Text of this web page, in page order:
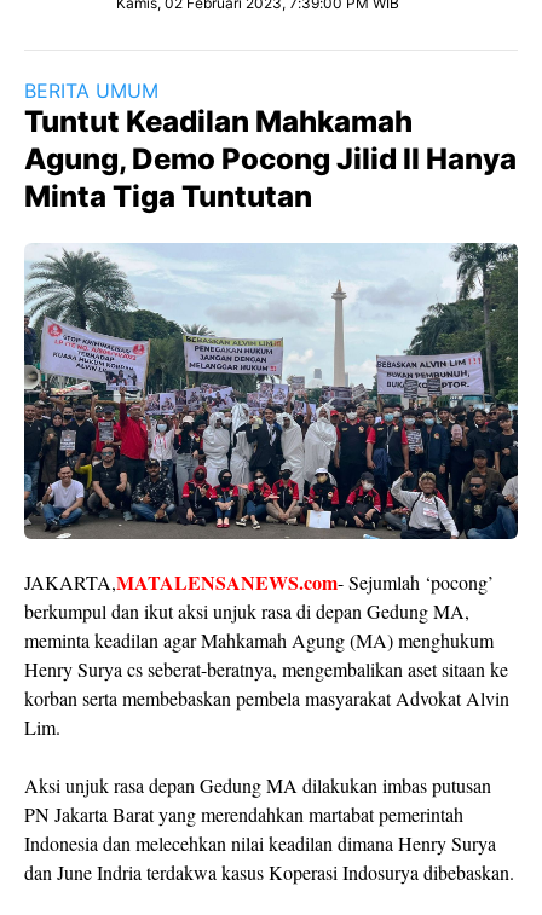
BERITA UMUM
Tuntut Keadilan Mahkamah
Agung, Demo Pocong Jilid II Hanya
Minta Tiga Tuntutan
JAKARTA,MATALENSANEWS.com- Sejumlah ‘pocong’
berkumpul dan ikut aksi unjuk rasa di depan Gedung MA,
meminta keadilan agar Mahkamah Agung (MA) menghukum
Henry Surya cs seberat-beratnya, mengembalikan aset sitaan ke
korban serta membebaskan pembela masyarakat Advokat Alvin
Lim.
Aksi unjuk rasa depan Gedung MA dilakukan imbas putusan
PN Jakarta Barat yang merendahkan martabat pemerintah
Indonesia dan melecehkan nilai keadilan dimana Henry Surya
dan June Indria terdakwa kasus Koperasi Indosurya dibebaskan.